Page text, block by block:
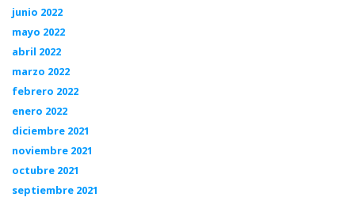
junio 2022
mayo 2022
abril 2022
marzo 2022
febrero 2022
enero 2022
diciembre 2021
noviembre 2021
octubre 2021
septiembre 2021